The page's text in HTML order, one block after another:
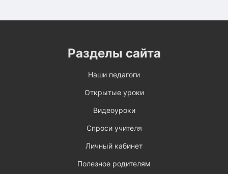
Разделы сайта
Наши педагоги
Открытые уроки
Видеоуроки
Спроси учителя
Личный кабинет
Полезное родителям